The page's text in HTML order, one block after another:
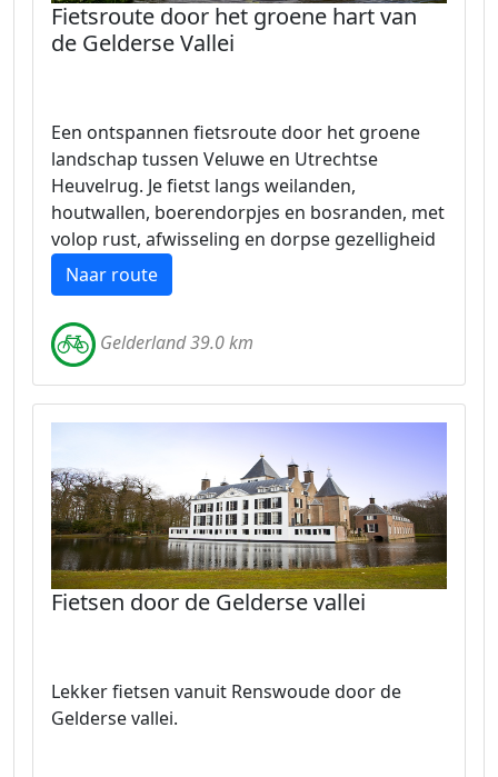
Fietsroute door het groene hart van
de Gelderse Vallei
Een ontspannen fietsroute door het groene
landschap tussen Veluwe en Utrechtse
Heuvelrug. Je fietst langs weilanden,
houtwallen, boerendorpjes en bosranden, met
volop rust, afwisseling en dorpse gezelligheid
onderweg.
Naar route
Gelderland 39.0 km
Fietsen door de Gelderse vallei
Lekker fietsen vanuit Renswoude door de
Gelderse vallei.